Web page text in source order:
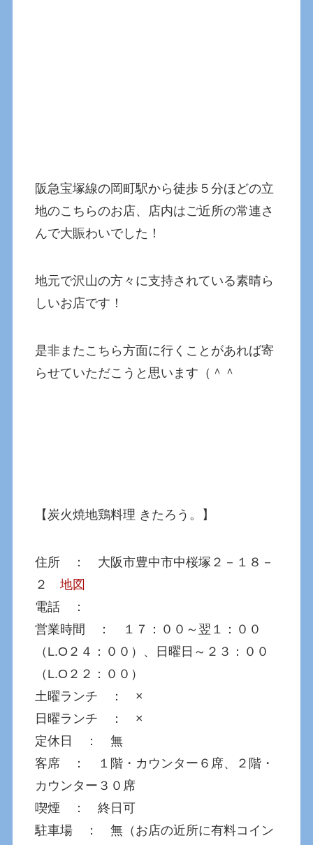
阪急宝塚線の岡町駅から徒歩５分ほどの立
地のこちらのお店、店内はご近所の常連さ
んで大賑わいでした！
地元で沢山の方々に支持されている素晴ら
しいお店です！
是非またこちら方面に行くことがあれば寄
らせていただこうと思います（＾＾
【炭火焼地鶏料理 きたろう。】
住所 ： 大阪市豊中市中桜塚２－１８－
２地図
電話 ：
営業時間 ： １７：００～翌１：００
（L.O２４：００）、日曜日～２３：００
（L.O２２：００）
土曜ランチ ： ×
日曜ランチ ： ×
定休日 ： 無
客席 ： １階・カウンター６席、２階・
カウンター３０席
喫煙 ： 終日可
駐車場 ： 無（お店の近所に有料コイン